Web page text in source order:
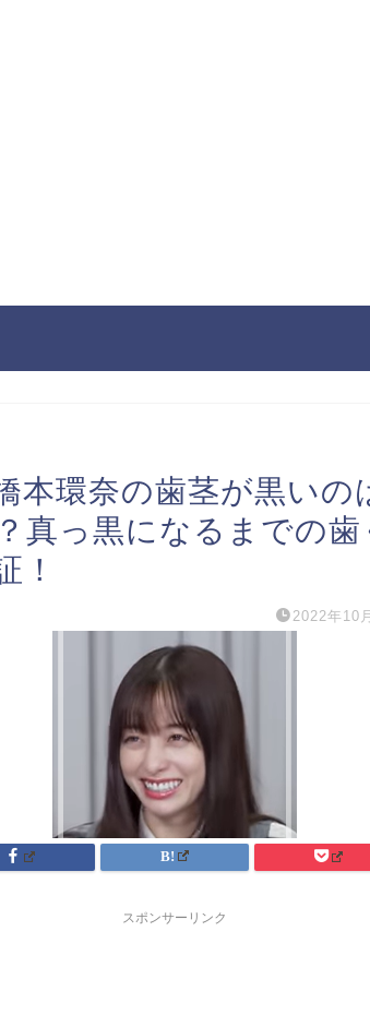
本環奈の歯茎が黒いの
真っ黒になるまでの
！
2022年10
スポンサーリンク